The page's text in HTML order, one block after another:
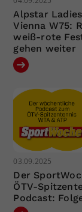
Alpstar
Vienna W75:
weiß-rote
gehen weiter
03.09.2025
Der
ÖTV-
Podcast: